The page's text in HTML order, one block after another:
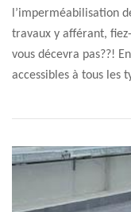
l’imperméabilisation
travaux y afférant,
vous décevra pas??!
accessibles à tous les